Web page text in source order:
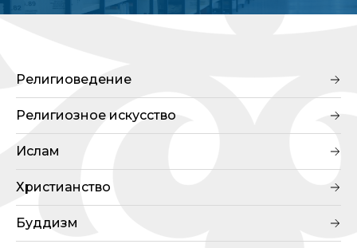
Религиоведение
Религиозное искусство
Ислам
Христианство
Буддизм